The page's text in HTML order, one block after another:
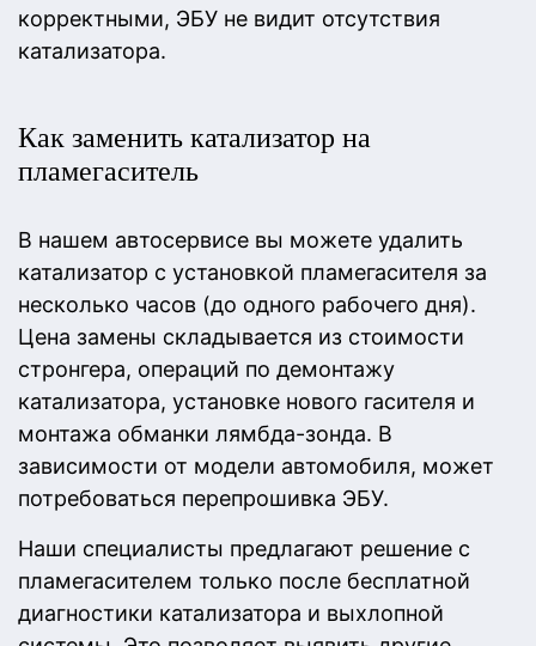
корректными, ЭБУ не видит отсутствия
катализатора.
Как заменить катализатор на
пламегаситель
В нашем автосервисе вы можете удалить
катализатор с установкой пламегасителя за
несколько часов (до одного рабочего дня).
Цена замены складывается из стоимости
стронгера, операций по демонтажу
катализатора, установке нового гасителя и
монтажа обманки лямбда-зонда. В
зависимости от модели автомобиля, может
потребоваться перепрошивка ЭБУ.
Наши специалисты предлагают решение с
пламегасителем только после бесплатной
диагностики катализатора и выхлопной